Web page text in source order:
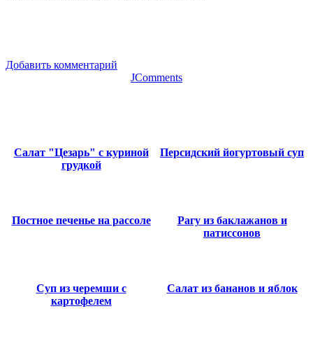
Добавить комментарий
JComments
Салат "Цезарь" с куриной
грудкой
Персидский йогуртовый суп
Постное печенье на рассоле
Рагу из баклажанов и
патиссонов
Суп из черемши с
картофелем
Салат из бананов и яблок